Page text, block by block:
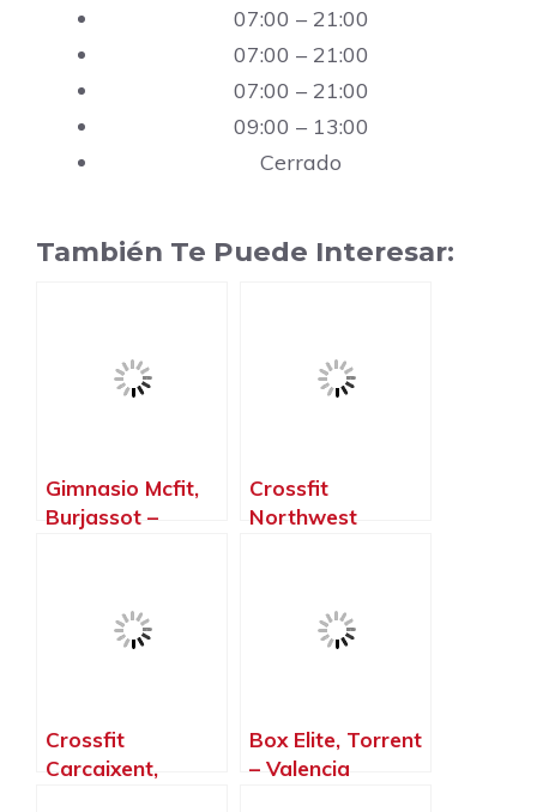
07:00 – 21:00
07:00 – 21:00
07:00 – 21:00
09:00 – 13:00
Cerrado
También Te Puede Interesar:
Gimnasio Mcfit,
Burjassot –
Crossfit
Northwest
Crossfit
Carcaixent,
Box Elite, Torrent
– Valencia